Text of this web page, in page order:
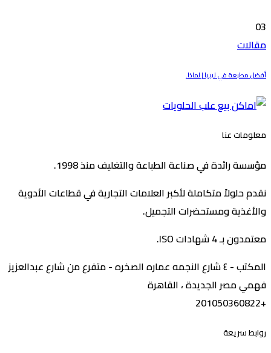
03
مقالات
أفضل مطبعة في ليبيا | لماذا.
معلومات عنا
مؤسسة رائدة في صناعة الطباعة والتغليف منذ 1998.
نقدم حلولاً متكاملة لأكبر العلامات التجارية في قطاعات الأدوية
والأغذية ومستحضرات التجميل.
معتمدون بـ 4 شهادات ISO.
المكتب - ٤ شارع النجمه عماره الصخره - متفرع من شارع عبدالعزيز
فهمي مصر الجديدة ، القاهرة
+201050360822
روابط سريعة